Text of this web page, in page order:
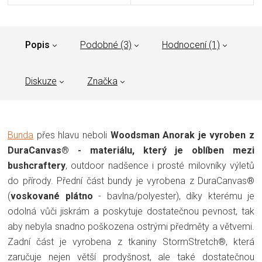
Popis Podobné (3) Hodnocení (1)
Diskuze Značka
Bunda přes hlavu neboliWoodsman Anorak je vyroben z
DuraCanvas® - materiálu, který je oblíben mezi
bushcraftery, outdoor nadšence i prosté milovníky výletů
do přírody. Přední část bundy je vyrobena z DuraCanvas®
(voskované plátno - bavlna/polyester), díky kterému je
odolná vůči jiskrám a poskytuje dostatečnou pevnost, tak
aby nebyla snadno poškozena ostrými předměty a větvemi.
Zadní část je vyrobena z tkaniny StormStretch®, která
zaručuje nejen větší prodyšnost, ale také dostatečnou